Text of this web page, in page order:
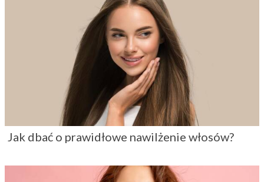
Jak dbać o prawidłowe nawilżenie włosów?